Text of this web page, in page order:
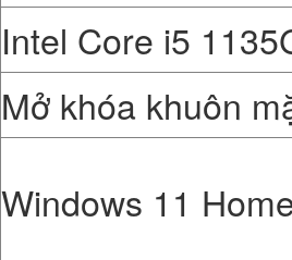
Intel Core i5
Mở khóa khuôn
Windows 11